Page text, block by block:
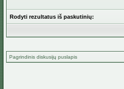
Rodyti rezultatus iš paskutinių:
Pagrindinis diskusijų puslapis